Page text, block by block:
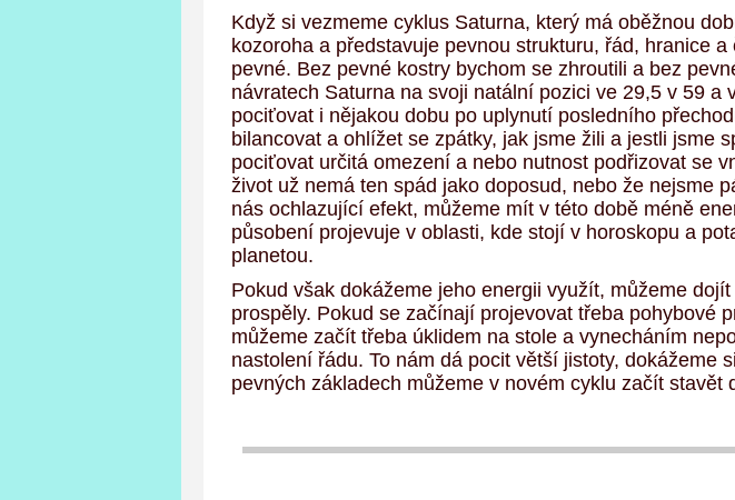
Když si vezmeme cyklus Saturna, který má oběžnou
kozoroha a představuje pevnou strukturu, řád, hranice
pevné. Bez pevné kostry bychom se zhroutili a bez
návratech Saturna na svoji natální pozici ve 29,5 v 59
pociťovat i nějakou dobu po uplynutí posledního
bilancovat a ohlížet se zpátky, jak jsme žili a jestli jsme
pociťovat určitá omezení a nebo nutnost podřizovat se
život už nemá ten spád jako doposud, nebo že nejsme
nás ochlazující efekt, můžeme mít v této době méně
působení projevuje v oblasti, kde stojí v horoskopu a
planetou.
Pokud však dokážeme jeho energii využít, můžeme
prospěly. Pokud se začínají projevovat třeba pohybové
můžeme začít třeba úklidem na stole a vynecháním
nastolení řádu. To nám dá pocit větší jistoty, dokážeme
pevných základech můžeme v novém cyklu začít stavět